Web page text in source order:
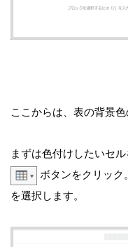
ここからは、表の背景
まずは色付けしたいセ
ボタンをクリック
を選択します。